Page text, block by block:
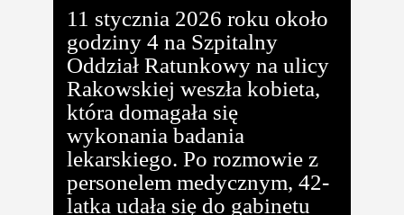
11 stycznia 2026 roku około
godziny 4 na Szpitalny
Oddział Ratunkowy na ulicy
Rakowskiej weszła kobieta,
która domagała się
wykonania badania
lekarskiego. Po rozmowie z
personelem medycznym, 42-
latka udała się do gabinetu